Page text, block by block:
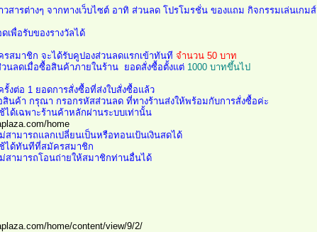
วสารต่างๆ จากทางเว็บไซต์ อาทิ ส่วนลด โปรโมรชั่น ของแถม กิจกรรมเล่นเกมส์
เพื่อรับของรางวัลได้
รสมาชิก จะได้รับคูปองส่วนลดแรกเข้าทันที จำนวน 50 บาท
วนลดเมื่อซื้อสินค้าภายในร้าน ยอดสั่งซื้อตั้งแต่ 1000 บาทขึ้นไป
รั้งต่อ 1 ยอดการสั่งซื้อที่ส่งใบสั่งซื้อแล้ว
สินค้า กรุณา กรอกรหัสส่วนลด ที่ทางร้านส่งให้พร้อมกับการสั่งซื้อค่ะ
ได้เฉพาะร้านค้าหลักผ่านระบบเท่านั้น
home
สามารถแลกเปลี่ยนเป็นหรือทอนเป้นเงินสดได้
ได้ทันทีที่สมัครสมาชิก
สามารถโอนถ่ายให้สมาชิกท่านอื่นได้
home/content/view/9/2/